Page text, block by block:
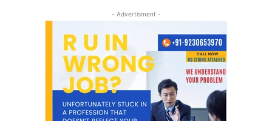
- Advertisment -